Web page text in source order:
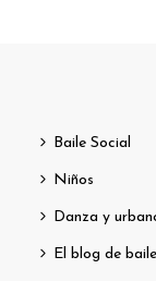
Baile Social
Niños
Danza y
El blog de